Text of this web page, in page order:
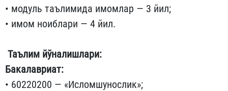
• модуль таълимида имомлар — 3 йил;
• имом ноиблари — 4 йил.
Таълим йўналишлари:
Бакалавриат:
• 60220200 — «Исломшунослик»;